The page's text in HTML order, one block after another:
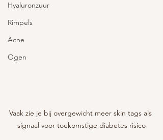
Hyaluronzuur
Rimpels
Acne
Ogen
Vaak zie je bij overgewicht meer skin tags als
signaal voor toekomstige diabetes risico